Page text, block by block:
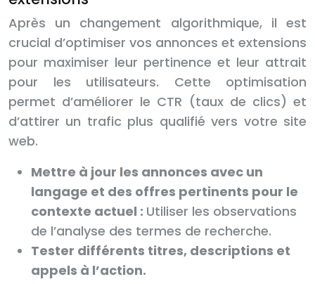
Après un changement algorithmique, il est
crucial d’optimiser vos annonces et extensions
pour maximiser leur pertinence et leur attrait
pour les utilisateurs. Cette optimisation
permet d’améliorer le CTR (taux de clics) et
d’attirer un trafic plus qualifié vers votre site
web.
Mettre à jour les annonces avec un
langage et des offres pertinents pour le
contexte actuel : Utiliser les observations
de l’analyse des termes de recherche.
Tester différents titres, descriptions et
appels à l’action.